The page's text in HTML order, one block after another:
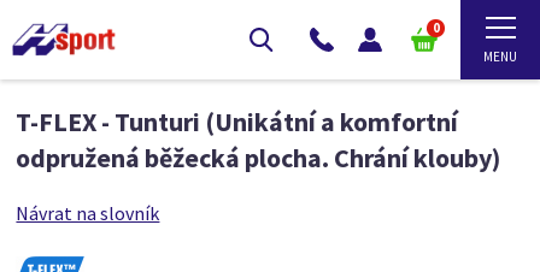
0
T-FLEX - Tunturi (Unikátní a komfortní
odpružená běžecká plocha. Chrání klouby)
Návrat na slovník